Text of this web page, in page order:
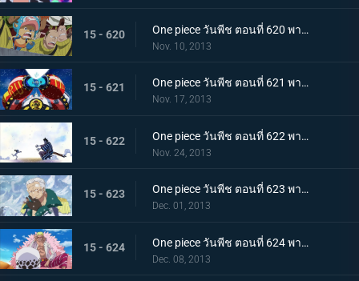
15 - 620 One piece วันพีช ตอนที่ 620 พากย์ไทย ไร้ทางหนีรอด! พังค์ฮาซาร์ดระเบิดครั้งใหญ่
Nov. 10, 2013
15 - 621 One piece วันพีช ตอนที่ 621 พากย์ไทย จับกุมซีซาร์ ระเบิดเจเนรัลแคนนอน
Nov. 17, 2013
15 - 622 One piece วันพีช ตอนที่ 622 พากย์ไทย พบกันอีกครั้งสุดประทับใจ! โมโมโนะสุเกะกับคินเอม่อน
Nov. 24, 2013
15 - 623 One piece วันพีช ตอนที่ 623 พากย์ไทย ถึงยามอำลา ออกเรือจากพังค์ฮาซาร์ด!
Dec. 01, 2013
15 - 624 One piece วันพีช ตอนที่ 624 พากย์ไทย G5 ย่อยยับ! โดฟลามิงโก้จู่โจม!
Dec. 08, 2013